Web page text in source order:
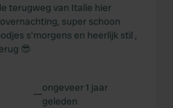
terugweg van Italie hier
super schoon
s’morgens en heerlijk stil ,
😎
—ongeveer 1 jaar
geleden